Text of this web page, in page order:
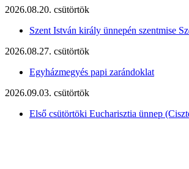
2026.08.20. csütörtök
Szent István király ünnepén szentmise
2026.08.27. csütörtök
Egyházmegyés papi zarándoklat
2026.09.03. csütörtök
Első csütörtöki Eucharisztia ünnep